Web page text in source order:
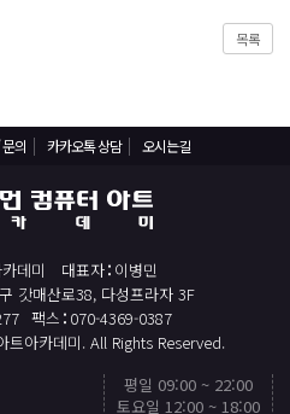
목록
의 카카오톡 상담 오시는길
데미 대표자 이병민
갓매산로38, 다성프라자 3F
팩스 070-4369-0387
아카데미. All Rights Reserved.
평일 09:00 ~ 22:00
토요일 12:00 ~ 18:00
TOP
프레임워크/SPRING)